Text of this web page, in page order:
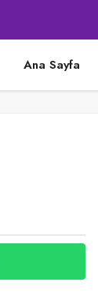
Ana Sayfa